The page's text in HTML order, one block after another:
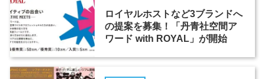
ロイヤルホストなど3ブランドへ
の提案を募集！「丹青社空間ア
ワード with ROYAL」が開始